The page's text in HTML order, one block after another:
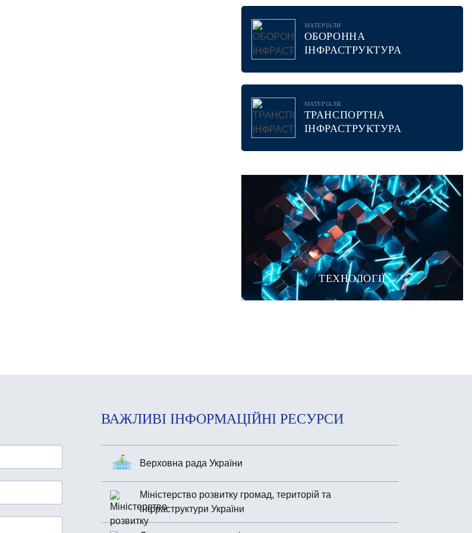
МАТЕРІАЛИ
ОБОРОННА
ІНФРАСТРУКТУРА
МАТЕРІАЛИ
ТРАНСПОРТНА
ІНФРАСТРУКТУРА
ТЕХНОЛОГІЇ
ВАЖЛИВІ ІНФОРМАЦІЙНІ РЕСУРСИ
Верховна рада України
Міністерство розвитку громад, територій та
інфраструктури України